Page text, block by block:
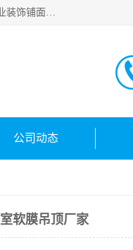
佛山朗鑫装饰工程有限公司主营软膜天花，软膜天花灯箱，卡布灯箱，张拉膜等产品，价格实惠，支持定制；公司专业装饰铺面，家居，会展特装，软膜等工程，技能精良人员，安装快、价格合理，质量保证、热诚与各方有识人士合作，欢迎新老客户来电咨询。
公司动态
软膜吊顶厂家